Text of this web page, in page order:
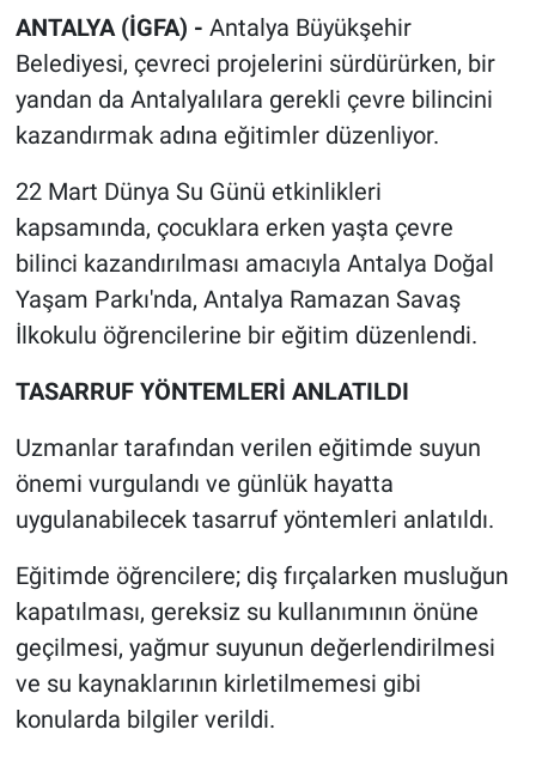
ANTALYA (İGFA) - Antalya Büyükşehir
Belediyesi, çevreci projelerini sürdürürken, bir
yandan da Antalyalılara gerekli çevre bilincini
kazandırmak adına eğitimler düzenliyor.
22 Mart Dünya Su Günü etkinlikleri
kapsamında, çocuklara erken yaşta çevre
bilinci kazandırılması amacıyla Antalya Doğal
Yaşam Parkı'nda, Antalya Ramazan Savaş
İlkokulu öğrencilerine bir eğitim düzenlendi.
TASARRUF YÖNTEMLERİ ANLATILDI
Uzmanlar tarafından verilen eğitimde suyun
önemi vurgulandı ve günlük hayatta
uygulanabilecek tasarruf yöntemleri anlatıldı.
Eğitimde öğrencilere; diş fırçalarken musluğun
kapatılması, gereksiz su kullanımının önüne
geçilmesi, yağmur suyunun değerlendirilmesi
ve su kaynaklarının kirletilmemesi gibi
konularda bilgiler verildi.